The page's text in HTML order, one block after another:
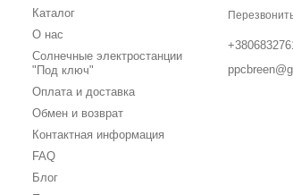
Каталог
О нас
Солнечные электростанции
"Под ключ"
Оплата и доставка
Обмен и возврат
Контактная информация
FAQ
Блог